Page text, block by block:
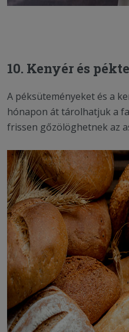
10. Kenyér és
A péksüteményeket és a
hónapon át tárolhatjuk a
frissen gőzölöghetnek az